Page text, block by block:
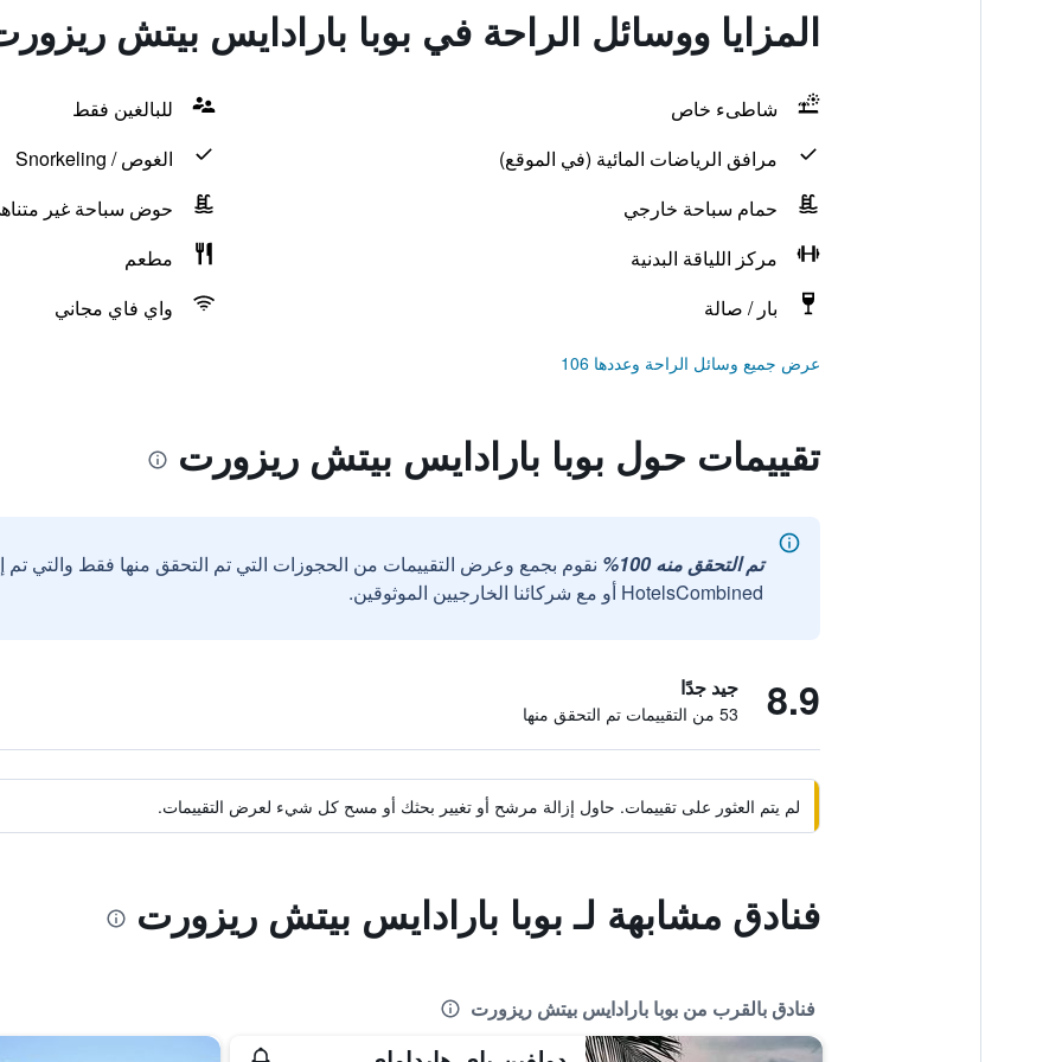
المزايا ووسائل الراحة في بوبا بارادايس بيتش
شاطىء خاص
للبالغين فقط
مرافق الرياضات المائية (في الموقع)
الغوص / Snorkeling
حمام سباحة خارجي
حوض سباحة غير
مركز اللياقة البدنية
مطعم
بار / صالة
واي فاي مجاني
عرض جميع وسائل الراحة وعددها 106
تقييمات حول بوبا بارادايس بيتش ريزورت
تم التحقق منه 100%
نقوم بجمع وعرض التقييمات من الحجوزات التي تم التحقق منها فقط والتي
HotelsCombined أو مع شركائنا الخارجيين الموثوقين.
8.9 جيد جدًا
53 من التقييمات تم التحقق منها
لم يتم العثور على تقييمات. حاول إزالة مرشح أو تغيير بحثك أو مسح كل شيء لعرض التقييمات.
فنادق مشابهة لـ بوبا بارادايس بيتش ريزورت
فنادق بالقرب من بوبا بارادايس بيتش ريزورت